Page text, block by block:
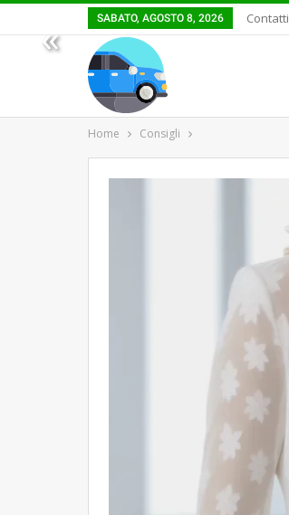
« SABATO, AGOSTO 8, 2026 Contatti
Home Consigli